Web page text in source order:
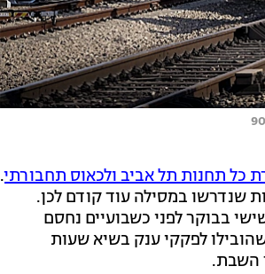
כל תחנות תל אביב ולכאוס תחבורתי.
שנדרשו במסילה עוד קודם לכן.
בבוקר לפני כשבועיים נחסם
לפקקי ענק בשיא שעות
השבת.